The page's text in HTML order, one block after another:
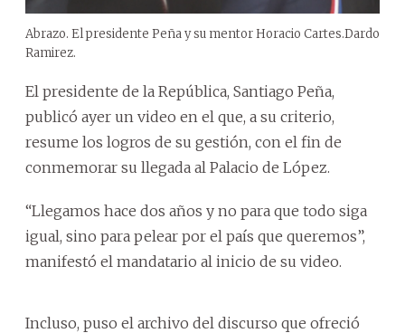
Abrazo. El presidente Peña y su mentor Horacio Cartes.Dardo
Ramirez.
El presidente de la República, Santiago Peña,
publicó ayer un video en el que, a su criterio,
resume los logros de su gestión, con el fin de
conmemorar su llegada al Palacio de López.
“Llegamos hace dos años y no para que todo siga
igual, sino para pelear por el país que queremos”,
manifestó el mandatario al inicio de su video.
Incluso, puso el archivo del discurso que ofreció